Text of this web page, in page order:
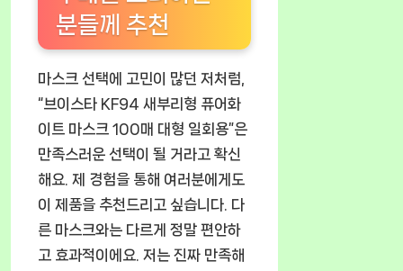
분들께 추천
마스크 선택에 고민이 많던 저처럼,
“브이스타 KF94 새부리형 퓨어화
이트 마스크 100매 대형 일회용”은
만족스러운 선택이 될 거라고 확신
해요. 제 경험을 통해 여러분에게도
이 제품을 추천드리고 싶습니다. 다
른 마스크와는 다르게 정말 편안하
고 효과적이에요. 저는 진짜 만족해